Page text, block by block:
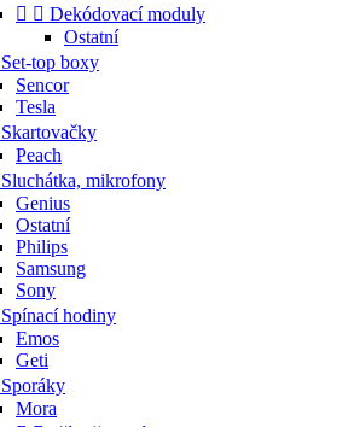
  Dekódovací moduly
Ostatní
Set-top boxy
Sencor
Tesla
Skartovačky
Peach
Sluchátka, mikrofony
Genius
Ostatní
Philips
Samsung
Sony
Spínací hodiny
Emos
Geti
Sporáky
Mora